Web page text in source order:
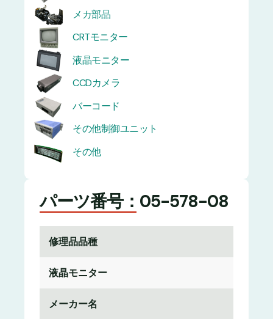
メカ部品
CRTモニター
液晶モニター
CCDカメラ
バーコード
その他制御ユニット
その他
パーツ番号：05-578-08
修理品品種
液晶モニター
メーカー名